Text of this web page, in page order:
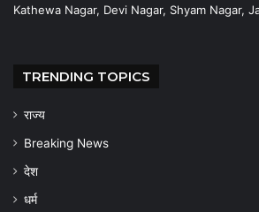
Kathewa Nagar, Devi Nagar, Shyam Nagar,
TRENDING TOPICS
राज्य
Breaking News
देश
धर्म